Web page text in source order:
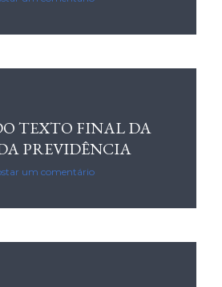
TEXTO FINAL DA
PREVIDÊNCIA
um comentário